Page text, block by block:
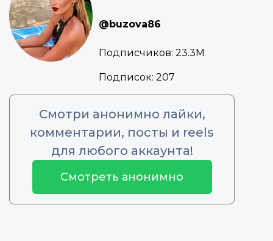
@buzova86
Подписчиков: 23.3M
Подписок: 207
Смотри анонимно лайки,
комментарии, посты и reels
для любого аккаунта!
Смотреть анонимно